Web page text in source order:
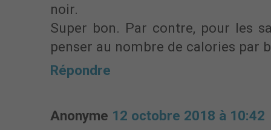
noir.
Super bon. Par contre, pour les
penser au nombre de calories par
Répondre
Anonyme 12 octobre 2018 à 10:42